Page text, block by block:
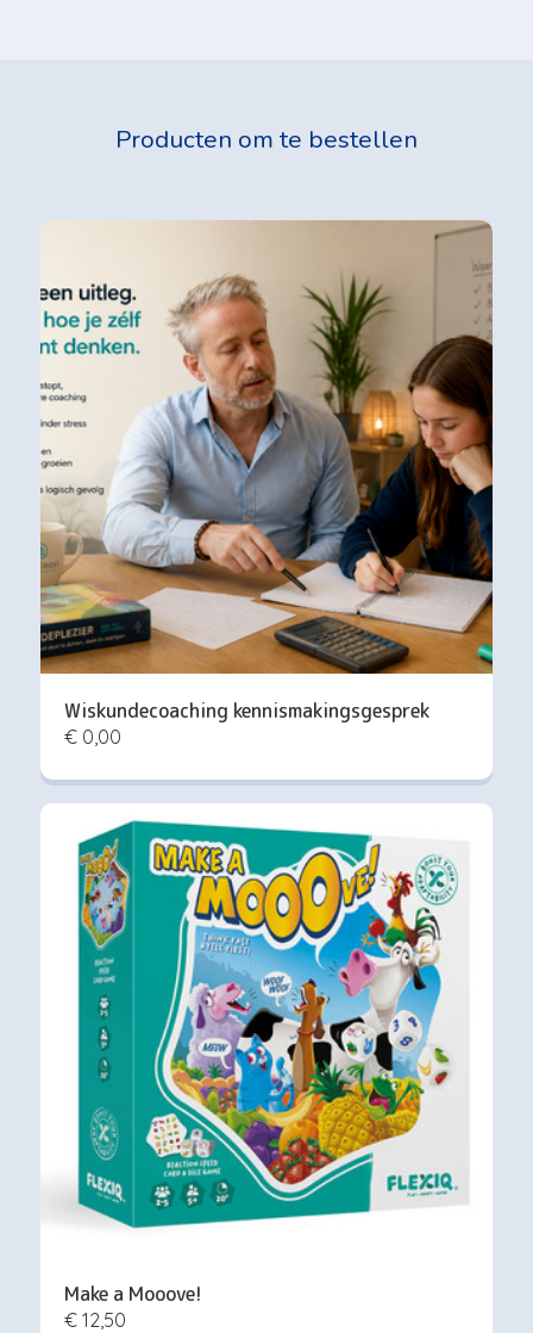
Producten om te bestellen
Wiskundecoaching kennismakingsgesprek
€ 0,00
Make a Mooove!
€ 12,50